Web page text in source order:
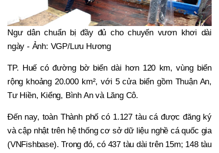
Ngư dân chuẩn bị đầy đủ cho chuyến vươn khơi dài
ngày - Ảnh: VGP/Lưu Hương
TP. Huế có đường bờ biển dài hơn 120 km, vùng biển
rộng khoảng 20.000 km², với 5 cửa biển gồm Thuận An,
Tư Hiền, Kiểng, Bình An và Lăng Cô.
Đến nay, toàn Thành phố có 1.127 tàu cá được đăng ký
và cập nhật trên hệ thống cơ sở dữ liệu nghề cá quốc gia
(VNFishbase). Trong đó, có 437 tàu dài trên 15m; 148 tàu